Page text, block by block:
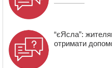
“єЯсла”:
отримати